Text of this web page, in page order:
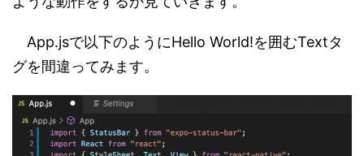
App.jsで以下のようにHello World!を囲むTextタ
グを間違ってみます。